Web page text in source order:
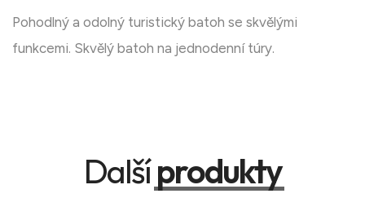
Pohodlný a odolný turistický batoh se skvělými
funkcemi. Skvělý batoh na jednodenní túry.
Dalšíprodukty